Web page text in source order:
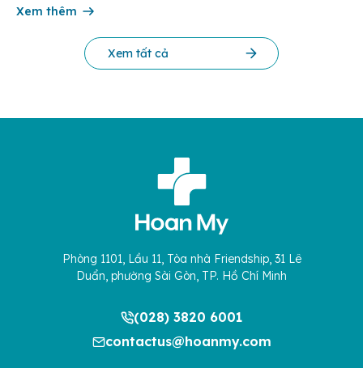
cứu Phát triển Doanh nghiệp Châu Á […]
Xem thêm
Xem tất cả
Phòng 1101, Lầu 11, Tòa nhà Friendship, 31 Lê
Duẩn, phường Sài Gòn, TP. Hồ Chí Minh
(028) 3820 6001
contactus@hoanmy.com